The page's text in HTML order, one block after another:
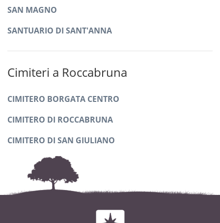
SAN MAGNO
SANTUARIO DI SANT'ANNA
Cimiteri a Roccabruna
CIMITERO BORGATA CENTRO
CIMITERO DI ROCCABRUNA
CIMITERO DI SAN GIULIANO